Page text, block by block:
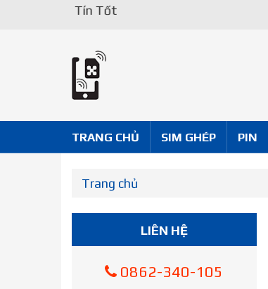
Uy Tín Tốt
TRANG CHỦ SIM GHÉP PIN
Trang chủ
LIÊN HỆ
0862-340-105